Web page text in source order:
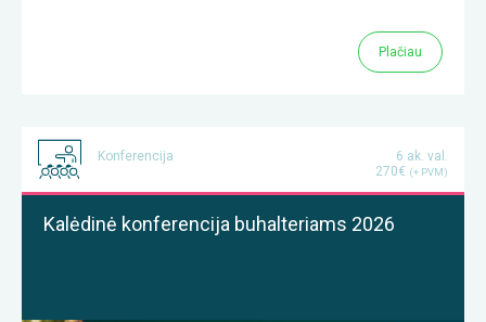
Plačiau
Konferencija
6 ak. val.
270€ (+ PVM)
Kalėdinė konferencija buhalteriams 2026